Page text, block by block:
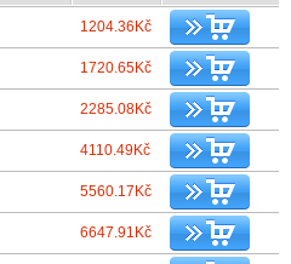
1204.36Kč
1720.65Kč
2285.08Kč
4110.49Kč
5560.17Kč
6647.91Kč